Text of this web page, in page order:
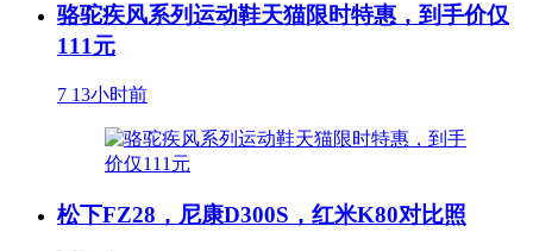
骆驼疾风系列运动鞋天猫限时特惠，到手价仅
111元
7 13小时前
松下FZ28，尼康D300S，红米K80对比照